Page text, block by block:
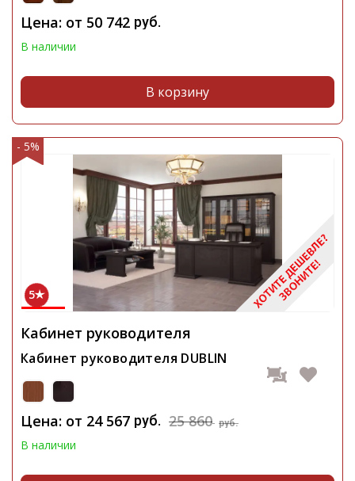
Цена: от 50 742 руб.
В наличии
В корзину
- 5%
5
Кабинет руководителя
Кабинет руководителя DUBLIN
Цена: от 24 567 руб. 25 860 руб.
В наличии